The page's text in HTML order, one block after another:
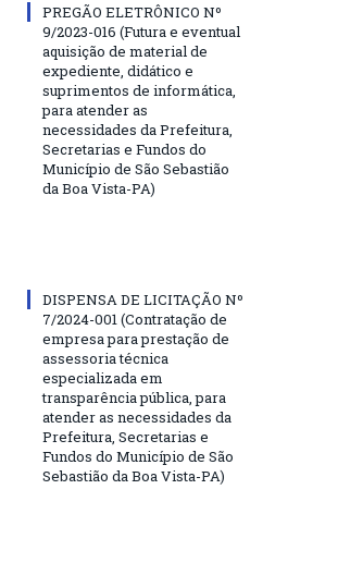
PREGÃO ELETRÔNICO Nº
9/2023-016 (Futura e eventual
aquisição de material de
expediente, didático e
suprimentos de informática,
para atender as
necessidades da Prefeitura,
Secretarias e Fundos do
Município de São Sebastião
da Boa Vista-PA)
DISPENSA DE LICITAÇÃO Nº
7/2024-001 (Contratação de
empresa para prestação de
assessoria técnica
especializada em
transparência pública, para
atender as necessidades da
Prefeitura, Secretarias e
Fundos do Município de São
Sebastião da Boa Vista-PA)